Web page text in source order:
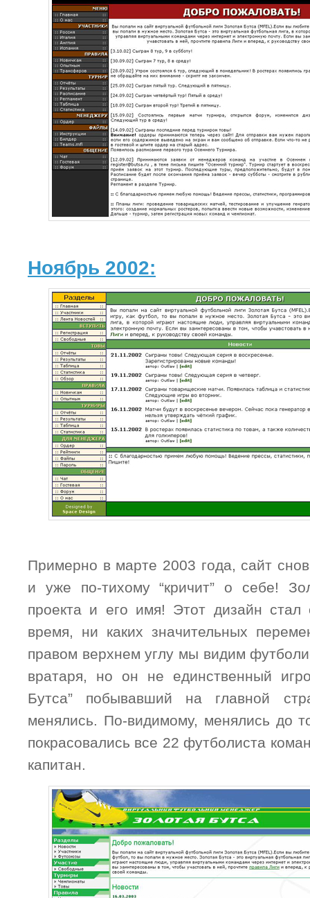
Ноябрь 2002:
Примерно в марте 2003 года, сайт
и уже по-тихому “кричит” о себе!
проекта и его имя! Этот дизайн
время, ни каких значительных
правом верхнем углу мы видим
вратаря, но он не единственный
Бутса” побывавший на главной
менялись. По-видимому, менялись до
покрасовались все 22 футболиста
капитан.